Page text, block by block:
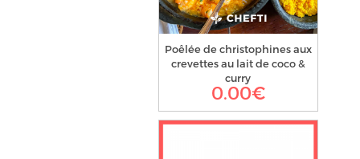
Poêlée de christophines aux
crevettes au lait de coco &
curry
0.00€